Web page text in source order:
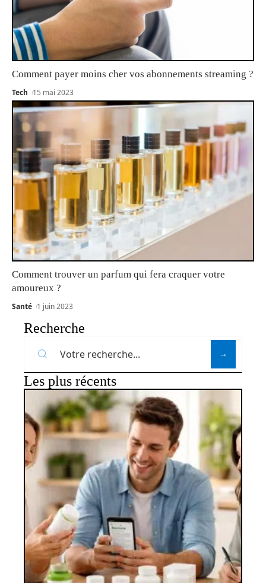
Comment payer moins cher vos abonnements streaming ?
Tech 15 mai 2023
Comment trouver un parfum qui fera craquer votre
amoureux ?
Santé 1 juin 2023
Recherche
Les plus récents